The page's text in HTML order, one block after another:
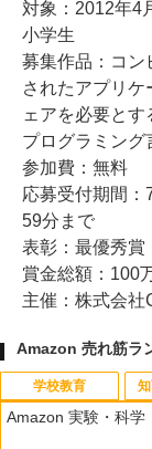
対象：2012年4
小学生
募集作品：コン
されたアプリ
ェアを必要とす
プログラミング
参加費：無料
応募受付期間
59分まで
表彰：最優秀賞
賞金総額：100
主催：株式会社
Amazon 売れ筋ラ
学校教育
Amazon 実験・科学